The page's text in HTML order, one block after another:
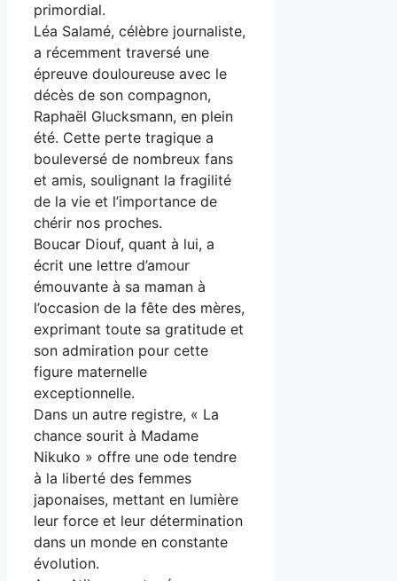
primordial.
Léa Salamé, célèbre journaliste,
a récemment traversé une
épreuve douloureuse avec le
décès de son compagnon,
Raphaël Glucksmann, en plein
été. Cette perte tragique a
bouleversé de nombreux fans
et amis, soulignant la fragilité
de la vie et l’importance de
chérir nos proches.
Boucar Diouf, quant à lui, a
écrit une lettre d’amour
émouvante à sa maman à
l’occasion de la fête des mères,
exprimant toute sa gratitude et
son admiration pour cette
figure maternelle
exceptionnelle.
Dans un autre registre, « La
chance sourit à Madame
Nikuko » offre une ode tendre
à la liberté des femmes
japonaises, mettant en lumière
leur force et leur détermination
dans un monde en constante
évolution.